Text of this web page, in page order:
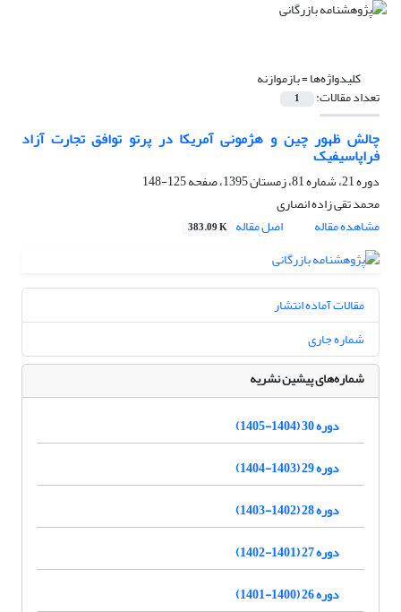
کلیدواژه‌ها =بازموازنه
تعداد مقالات: 1
چالش ظهور چین و هژمونی آمریکا در پرتو توافق تجارت آزاد
فراپاسیفیک
دوره 21، شماره 81، زمستان 1395، صفحه
125-148
محمد تقی زاده انصاری
مشاهده مقاله
اصل مقاله 383.09 K
مقالات آماده انتشار
شماره جاری
شماره‌های پیشین نشریه
دوره 30 (1404-1405)
دوره 29 (1403-1404)
دوره 28 (1402-1403)
دوره 27 (1401-1402)
دوره 26 (1400-1401)